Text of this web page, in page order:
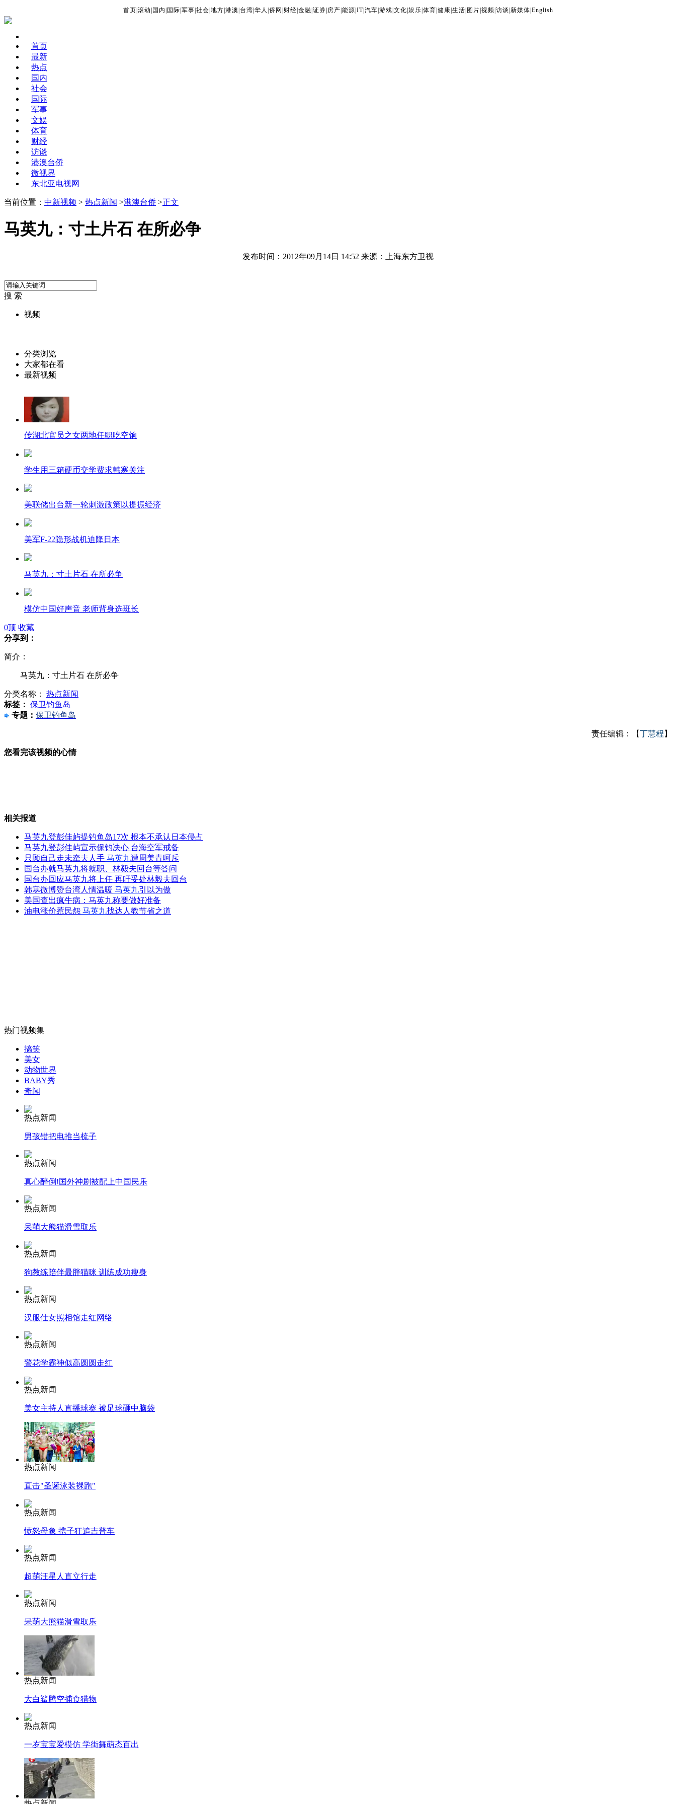
首页 滚动 国内 国际 军事 社会 地方 港澳 台湾 华人 侨网 财经 金融 证券 房产 能源 IT| 汽车 游戏 文化 娱乐 体育 健康 生活 图片 视频 访谈 新媒体 English
首页
最新
热点
国内
社会
国际
军事
文娱
体育
财经
访谈
港澳台侨
微视界
东北亚电视网
当前位置： 中新视频 > 热点新闻 >港澳台侨 >正文
马英九：寸土片石 在所必争
发布时间：2012年09月14日 14:52 来源：上海东方卫视
搜 索
视频
分类浏览
大家都在看
最新视频
传湖北官员之女两地任职吃空饷
学生用三箱硬币交学费求韩寒关注
美联储出台新一轮刺激政策以提振经济
美军F-22隐形战机迫降日本
马英九：寸土片石 在所必争
模仿中国好声音 老师背身选班长
美国航天局观测发现火星冬季会下雪
陈光标开卖新鲜空气啦！
85后城管队员出书 要改变公众误解
小区业主起冲突 引来上百防暴警
女孩北京地铁殴打老人 痛下狠手拳打脚踢
无痛分娩是否安全 医生回应
外交部：反对强权政治霸凌主义
走！跟着总书记去植树
消防员救轻生者
纽约上演“枕头大战”
0顶 收藏
分享到：
简介：
马英九：寸土片石 在所必争
分类名称： 热点新闻
标签： 保卫钓鱼岛
专题： 保卫钓鱼岛
责任编辑：【丁慧程 】
您看完该视频的心情
相关报道
马英九登彭佳屿提钓鱼岛17次 根本不承认日本侵占
马英九登彭佳屿宣示保钓决心 台海空军戒备
只顾自己走未牵夫人手 马英九遭周美青呵斥
国台办就马英九将就职、林毅夫回台等答问
国台办回应马英九将上任 再吁妥处林毅夫回台
韩寒微博赞台湾人情温暖 马英九引以为傲
美国查出疯牛病：马英九称要做好准备
油电涨价惹民怨 马英九找达人教节省之道
热门视频集
搞笑
美女
动物世界
BABY秀
奇闻
热点新闻
男孩错把电推当梳子
热点新闻
真心醉倒!国外神剧被配上中国民乐
热点新闻
呆萌大熊猫滑雪取乐
热点新闻
狗教练陪伴最胖猫咪 训练成功瘦身
热点新闻
汉服仕女照相馆走红网络
热点新闻
警花学霸神似高圆圆走红
热点新闻
美女主持人直播球赛 被足球砸中脑袋
热点新闻
直击"圣诞泳装裸跑"
热点新闻
愤怒母象 携子狂追吉普车
热点新闻
超萌汪星人直立行走
热点新闻
呆萌大熊猫滑雪取乐
热点新闻
大白鲨腾空捕食猎物
热点新闻
一岁宝宝爱模仿 学街舞萌态百出